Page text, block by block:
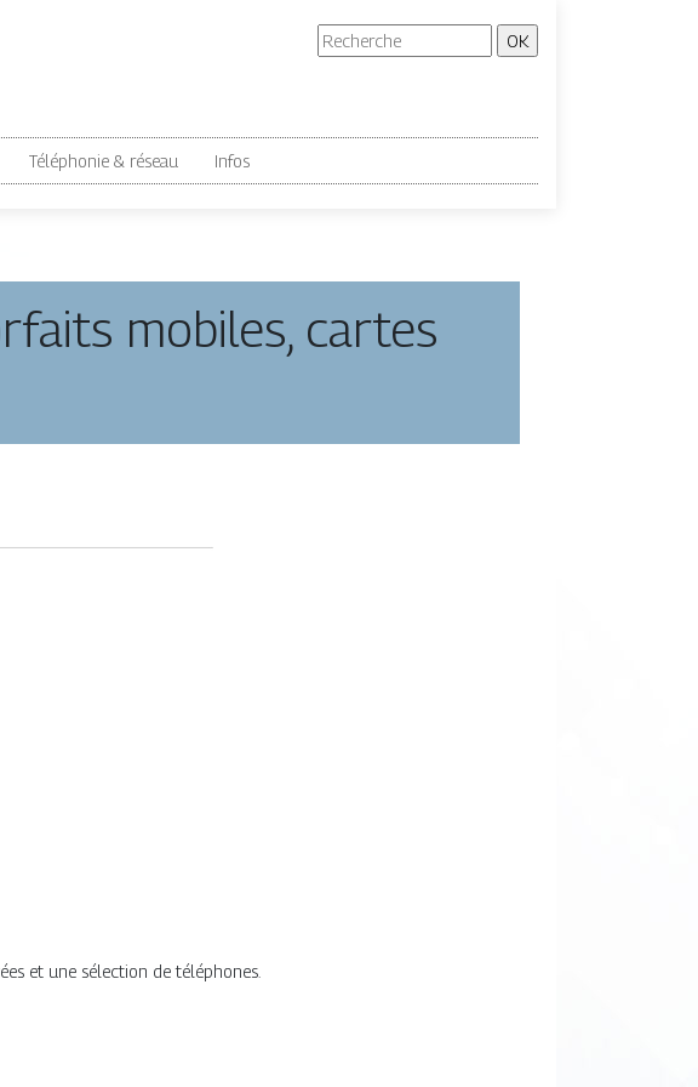
Téléphonie & réseau Infos
mobiles, cartes
et une sélection de téléphones.